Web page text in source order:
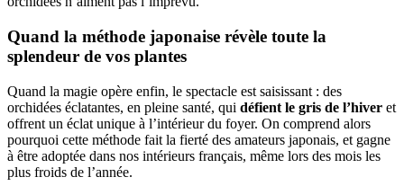
Quand la méthode japonaise révèle toute la
splendeur de vos plantes
Quand la magie opère enfin, le spectacle est saisissant : des
orchidées éclatantes, en pleine santé, qui défient le gris de l’hiver et
offrent un éclat unique à l’intérieur du foyer. On comprend alors
pourquoi cette méthode fait la fierté des amateurs japonais, et gagne
à être adoptée dans nos intérieurs français, même lors des mois les
plus froids de l’année.